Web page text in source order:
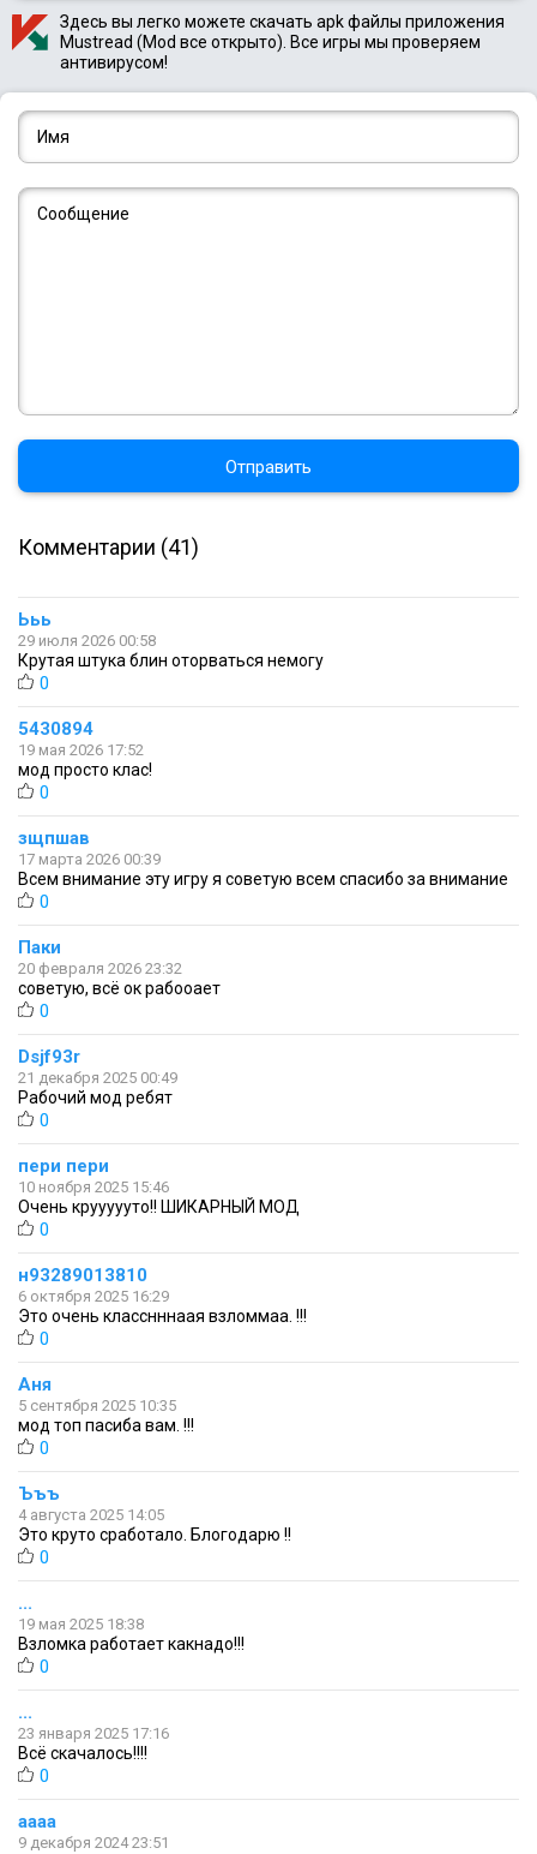
Здесь вы легко можете скачать apk файлы приложения
Mustread (Mod все открыто). Все игры мы проверяем
антивирусом!
Отправить
Комментарии (41)
Ььь
29 июля 2026 00:58
Крутая штука блин оторваться немогу
0
5430894
19 мая 2026 17:52
мод просто клас!
0
зщпшав
17 марта 2026 00:39
Всем внимание эту игру я советую всем спасибо за внимание
0
Паки
20 февраля 2026 23:32
советую, всё ок рабооает
0
Dsjf93r
21 декабря 2025 00:49
Рабочий мод ребят
0
пери пери
10 ноября 2025 15:46
Очень круууууто!! ШИКАРНЫЙ МОД
0
н93289013810
6 октября 2025 16:29
Это очень класснннаая взломмаа. !!!
0
Аня
5 сентября 2025 10:35
мод топ пасиба вам. !!!
0
Ъъъ
4 августа 2025 14:05
Это круто сработало. Блогодарю !!
0
...
19 мая 2025 18:38
Взломка работает какнадо!!!
0
...
23 января 2025 17:16
Всё скачалось!!!!
0
аааа
9 декабря 2024 23:51